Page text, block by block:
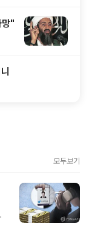
망"
모두보기